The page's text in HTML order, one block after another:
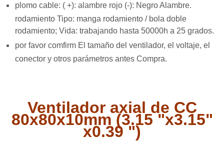
plomo cable: ( +): alambre rojo (-): Negro Alambre.
rodamiento Tipo: manga rodamiento / bola doble
rodamiento; Vida: trabajando hasta 50000h a 25 grados.
por favor comfirm El tamaño del ventilador, el voltaje, el
conector y otros parámetros antes Compra.
Ventilador axial de CC
80x80x10mm (3.15 "x3.15"
x0.39 ")